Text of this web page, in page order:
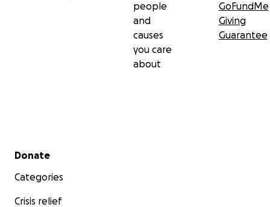
people
and
causes
you care
about
GoFundMe
Giving
Guarantee
Secondary menu
Donate
Categories
Crisis relief